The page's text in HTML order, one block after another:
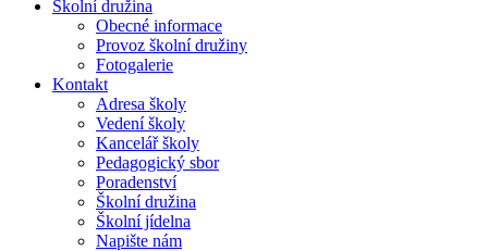
Školní družina
Obecné informace
Provoz školní družiny
Fotogalerie
Kontakt
Adresa školy
Vedení školy
Kancelář školy
Pedagogický sbor
Poradenství
Školní družina
Školní jídelna
Napište nám